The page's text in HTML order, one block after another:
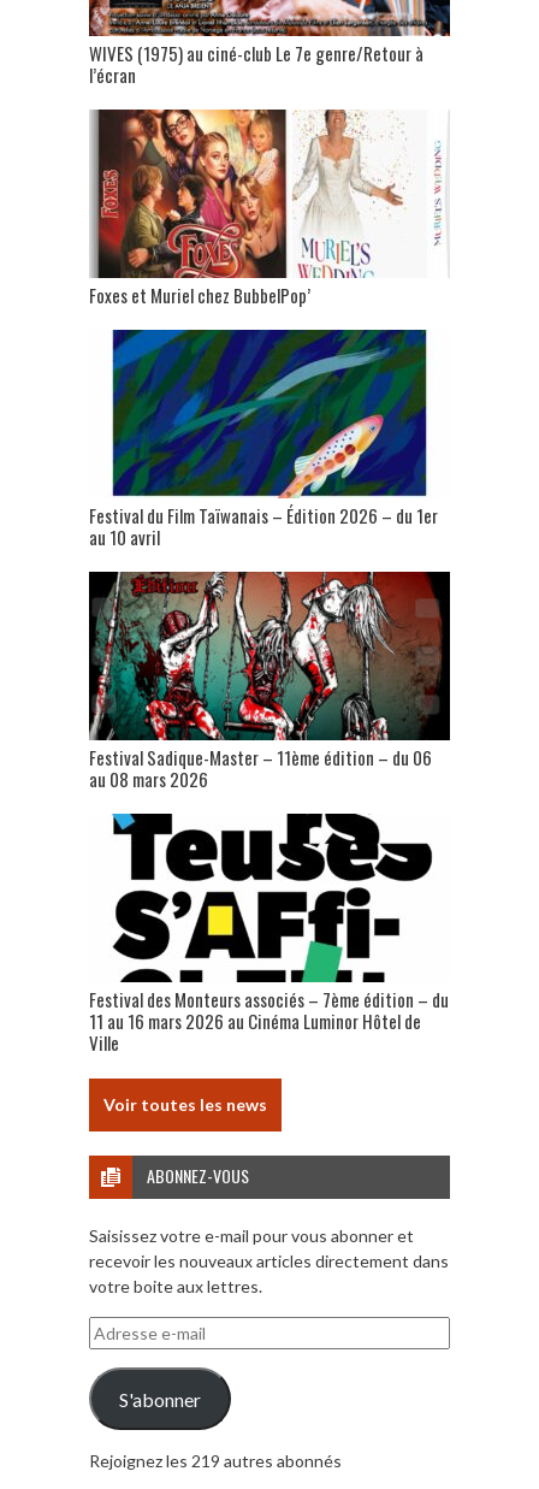
WIVES (1975) au ciné-club Le 7e genre/Retour à
l’écran
Foxes et Muriel chez BubbelPop’
Festival du Film Taïwanais – Édition 2026 – du 1er
au 10 avril
Festival Sadique-Master – 11ème édition – du 06
au 08 mars 2026
Festival des Monteurs associés – 7ème édition – du
11 au 16 mars 2026 au Cinéma Luminor Hôtel de
Ville
Voir toutes les news
ABONNEZ-VOUS
Saisissez votre e-mail pour vous abonner et
recevoir les nouveaux articles directement dans
votre boite aux lettres.
Adresse
e-
mail
S'abonner
Rejoignez les 219 autres abonnés